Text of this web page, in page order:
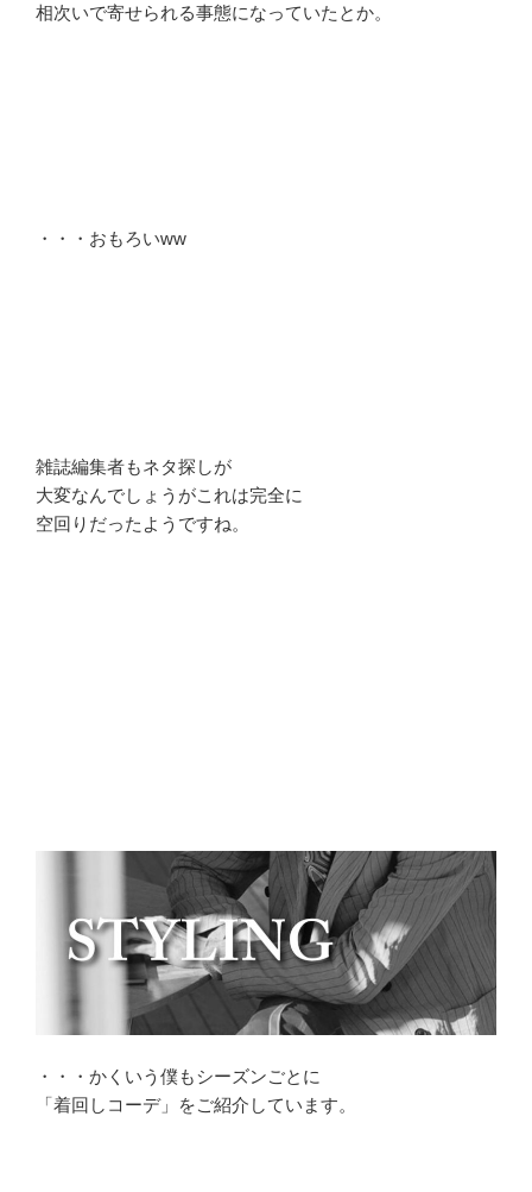
相次いで寄せられる事態になっていたとか。
・・・おもろいww
雑誌編集者もネタ探しが
大変なんでしょうがこれは完全に
空回りだったようですね。
・・・かくいう僕もシーズンごとに
「着回しコーデ」をご紹介しています。